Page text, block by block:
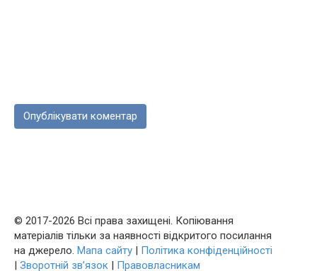
© 2017-2026 Всі права захищені. Копіювання
матеріалів тільки за наявності відкритого посилання
на джерело. Мапа сайту | Політика конфіденційності
| Зворотній зв’язок | Правовласникам